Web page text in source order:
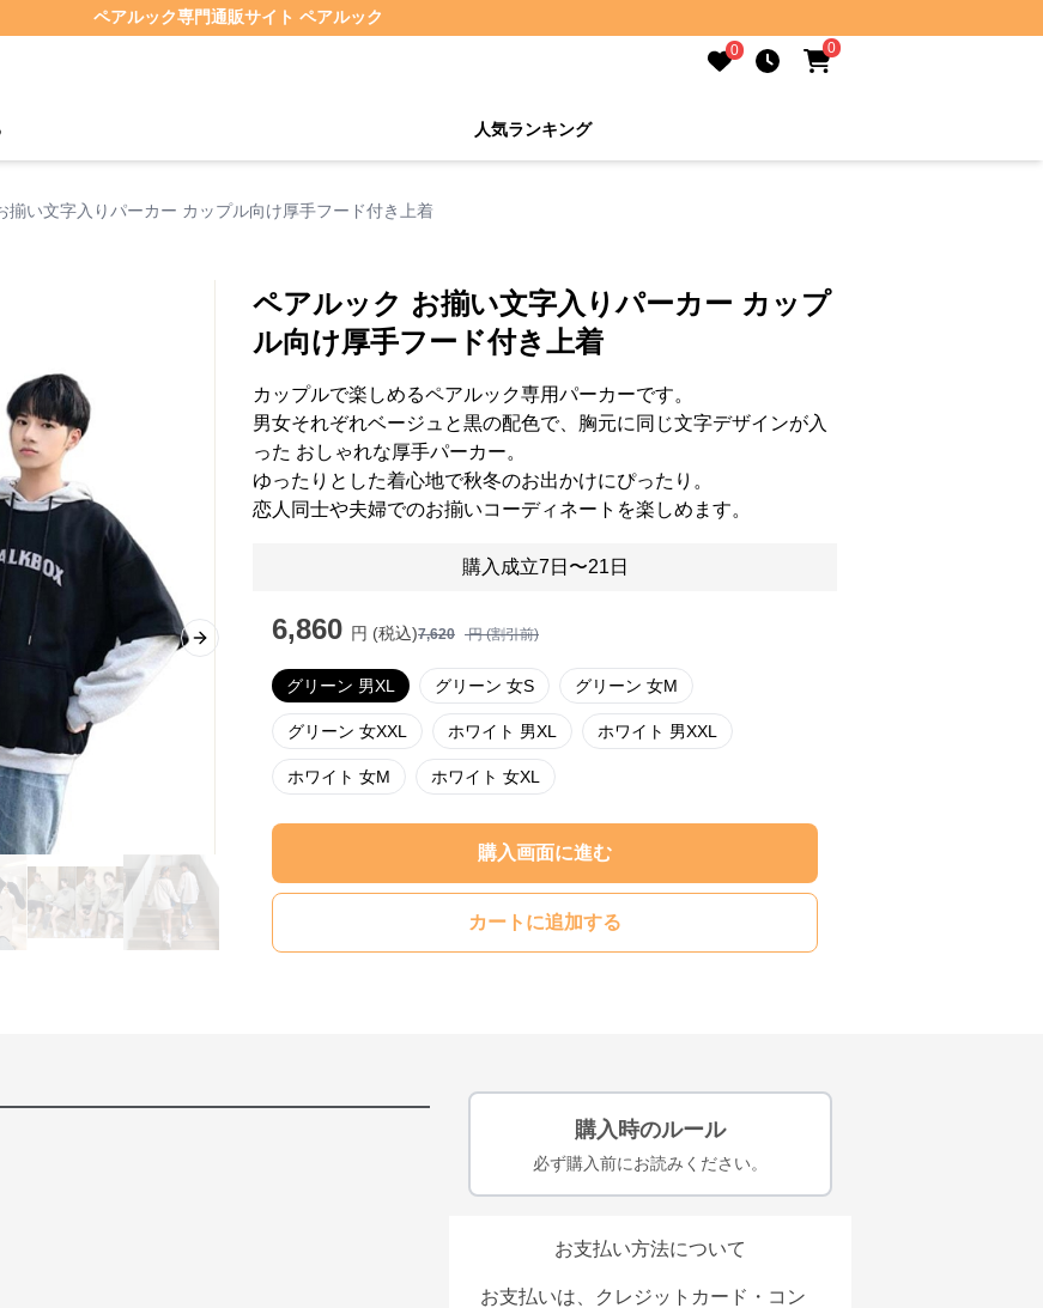
ペアルック専門通販サイト ペアルック
0 0
人気ランキング
揃い文字入りパーカー カップル向け厚手フード付き上着
Next slide
ペアルック お揃い文字入りパーカー カップ
ル向け厚手フード付き上着
カップルで楽しめるペアルック専用パーカーです。
男女それぞれベージュと黒の配色で、胸元に同じ文字デザインが入
った おしゃれな厚手パーカー。
ゆったりとした着心地で秋冬のお出かけにぴったり。
恋人同士や夫婦でのお揃いコーディネートを楽しめます。
購入成立7日〜21日
6,860 円 (税込)7,620 円 (割引前)
グリーン 男XL グリーン 女S グリーン 女M
グリーン 女XXL ホワイト 男XL ホワイト 男XXL
ホワイト 女M ホワイト 女XL
購入画面に進む
カートに追加する
購入時のルール
必ず購入前にお読みください。
お支払い方法について
お支払いは、クレジットカード・コン